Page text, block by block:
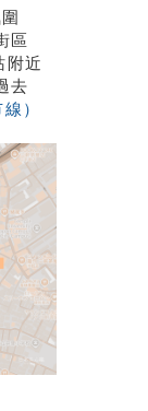
區
附近
去
）